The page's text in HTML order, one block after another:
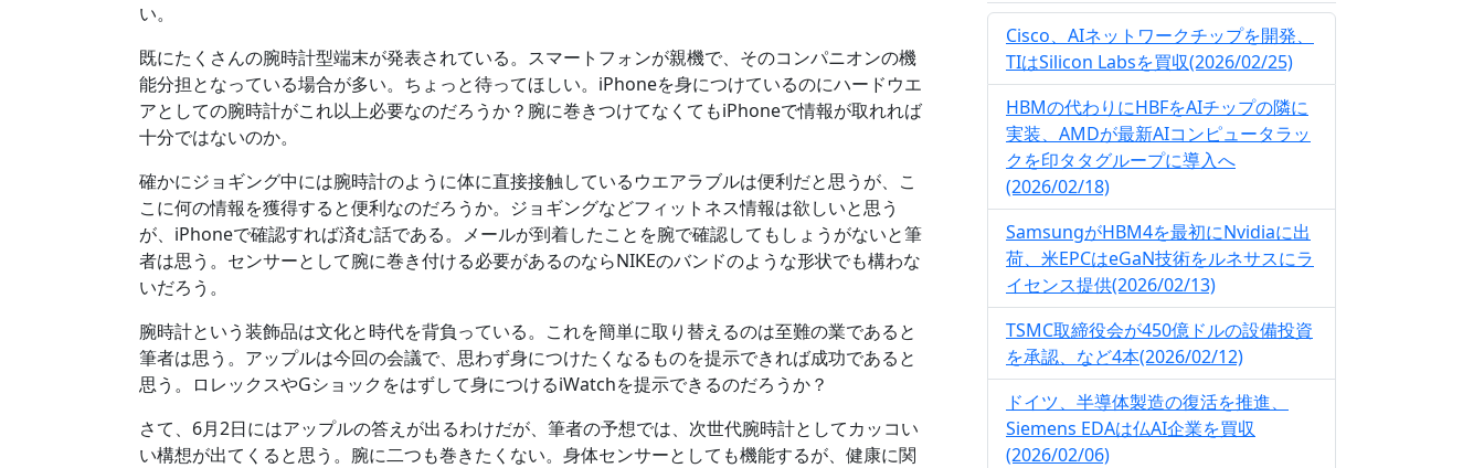
い。
既にたくさんの腕時計型端末が発表されている。スマートフォンが親機で、そのコンパニオンの機
能分担となっている場合が多い。ちょっと待ってほしい。iPhoneを身につけているのにハードウエ
アとしての腕時計がこれ以上必要なのだろうか？腕に巻きつけてなくてもiPhoneで情報が取れれば
十分ではないのか。
確かにジョギング中には腕時計のように体に直接接触しているウエアラブルは便利だと思うが、こ
こに何の情報を獲得すると便利なのだろうか。ジョギングなどフィットネス情報は欲しいと思う
が、iPhoneで確認すれば済む話である。メールが到着したことを腕で確認してもしょうがないと筆
者は思う。センサーとして腕に巻き付ける必要があるのならNIKEのバンドのような形状でも構わな
いだろう。
腕時計という装飾品は文化と時代を背負っている。これを簡単に取り替えるのは至難の業であると
筆者は思う。アップルは今回の会議で、思わず身につけたくなるものを提示できれば成功であると
思う。ロレックスやGショックをはずして身につけるiWatchを提示できるのだろうか？
さて、6月2日にはアップルの答えが出るわけだが、筆者の予想では、次世代腕時計としてカッコい
い構想が出てくると思う。腕に二つも巻きたくない。身体センサーとしても機能するが、健康に関
Cisco、AIネットワークチップを開発、
TIはSilicon Labsを買収(2026/02/25)
HBMの代わりにHBFをAIチップの隣に
実装、AMDが最新AIコンピュータラッ
クを印タタグループに導入へ
(2026/02/18)
SamsungがHBM4を最初にNvidiaに出
荷、米EPCはeGaN技術をルネサスにラ
イセンス提供(2026/02/13)
TSMC取締役会が450億ドルの設備投資
を承認、など4本(2026/02/12)
ドイツ、半導体製造の復活を推進、
Siemens EDAは仏AI企業を買収
(2026/02/06)